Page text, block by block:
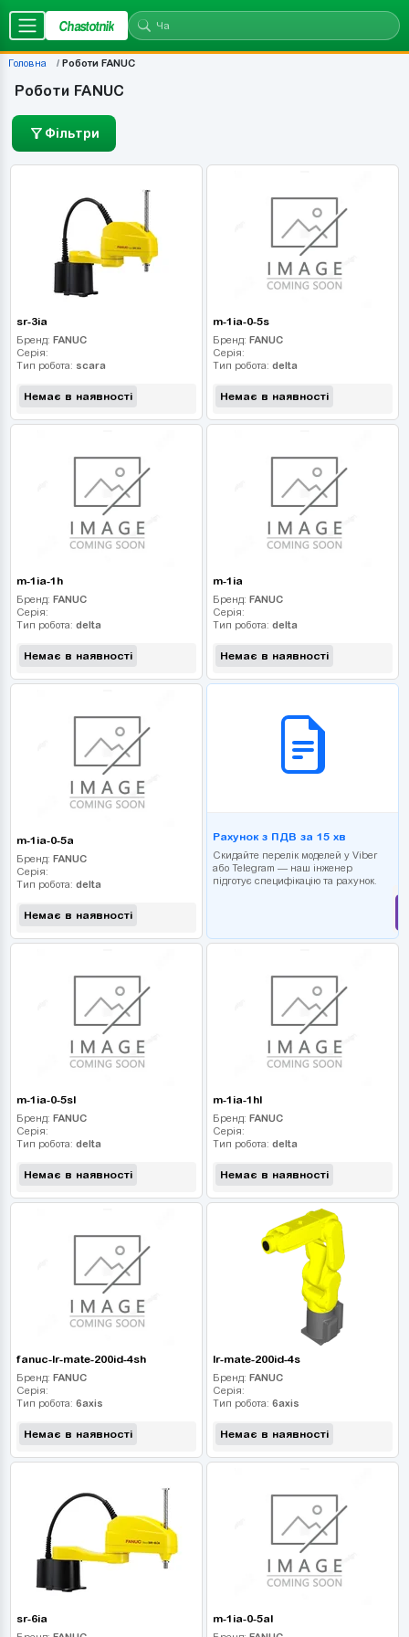
Chastotnik
Головна Роботи FANUC
Роботи FANUC
Фільтри
sr-3ia
Бренд: FANUC
Серія:
Тип робота: scara
Немає в наявності
m-1ia-0-5s
Бренд: FANUC
Серія:
Тип робота: delta
Немає в наявності
m-1ia-1h
Бренд: FANUC
Серія:
Тип робота: delta
Немає в наявності
m-1ia
Бренд: FANUC
Серія:
Тип робота: delta
Немає в наявності
m-1ia-0-5a
Бренд: FANUC
Серія:
Тип робота: delta
Немає в наявності
Рахунок з ПДВ за 15 хв
Скидайте перелік моделей у Viber
або Telegram — наш інженер
підготує специфікацію та рахунок.
m-1ia-0-5sl
Бренд: FANUC
Серія:
Тип робота: delta
Немає в наявності
m-1ia-1hl
Бренд: FANUC
Серія:
Тип робота: delta
Немає в наявності
fanuc-lr-mate-200id-4sh
Бренд: FANUC
Серія:
Тип робота: 6axis
Немає в наявності
lr-mate-200id-4s
Бренд: FANUC
Серія:
Тип робота: 6axis
Немає в наявності
sr-6ia m-1ia-0-5al